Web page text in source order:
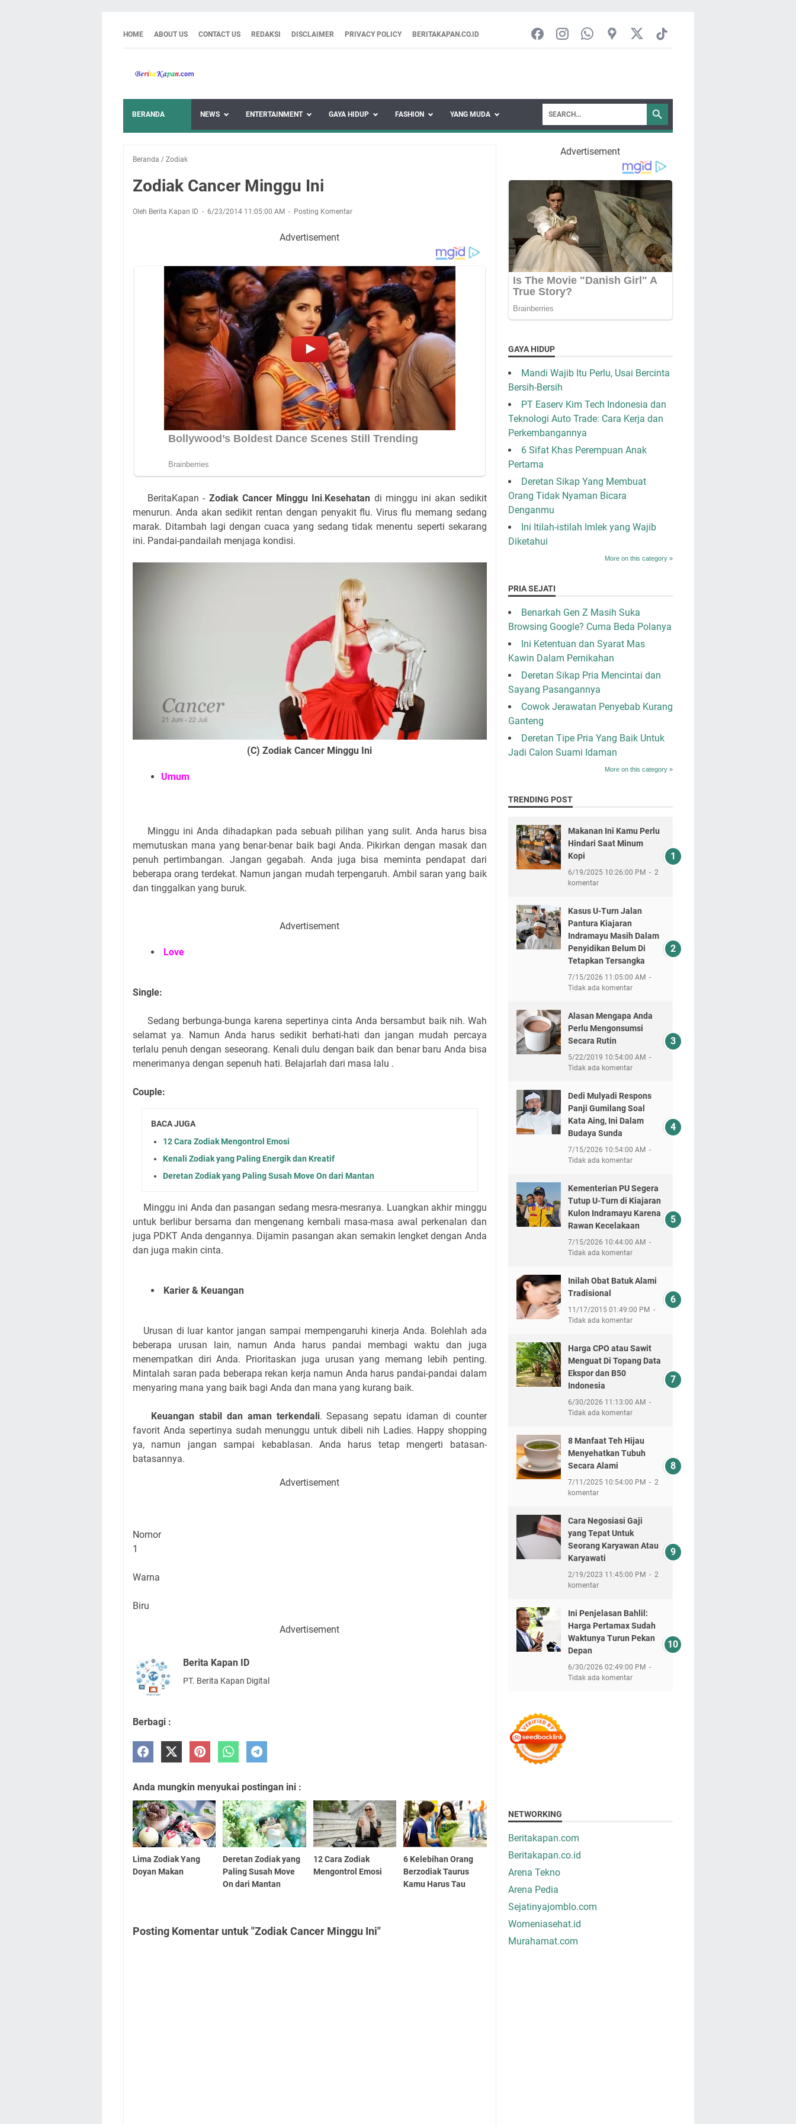
HOME ABOUT US CONTACT US REDAKSI DISCLAIMER PRIVACY POLICY BERITAKAPAN.CO.ID
BERANDA NEWS ENTERTAINMENT GAYA HIDUP FASHION YANG MUDA
Beranda / Zodiak
Zodiak Cancer Minggu Ini
Oleh Berita Kapan ID 6/23/2014 11:05:00 AM Posting Komentar
Advertisement
BeritaKapan - Zodiak Cancer Minggu Ini.Kesehatan di minggu ini akan sedikit
menurun. Anda akan sedikit rentan dengan penyakit flu. Virus flu memang sedang
marak. Ditambah lagi dengan cuaca yang sedang tidak menentu seperti sekarang
ini. Pandai-pandailah menjaga kondisi.
(C) Zodiak Cancer Minggu Ini
Umum
Minggu ini Anda dihadapkan pada sebuah pilihan yang sulit. Anda harus bisa
memutuskan mana yang benar-benar baik bagi Anda. Pikirkan dengan masak dan
penuh pertimbangan. Jangan gegabah. Anda juga bisa meminta pendapat dari
beberapa orang terdekat. Namun jangan mudah terpengaruh. Ambil saran yang baik
dan tinggalkan yang buruk.
Advertisement
Love
Single:
Sedang berbunga-bunga karena sepertinya cinta Anda bersambut baik nih. Wah
selamat ya. Namun Anda harus sedikit berhati-hati dan jangan mudah percaya
terlalu penuh dengan seseorang. Kenali dulu dengan baik dan benar baru Anda bisa
menerimanya dengan sepenuh hati. Belajarlah dari masa lalu .
Couple:
BACA JUGA
12 Cara Zodiak Mengontrol Emosi
Kenali Zodiak yang Paling Energik dan Kreatif
Deretan Zodiak yang Paling Susah Move On dari Mantan
Minggu ini Anda dan pasangan sedang mesra-mesranya. Luangkan akhir minggu
untuk berlibur bersama dan mengenang kembali masa-masa awal perkenalan dan
juga PDKT Anda dengannya. Dijamin pasangan akan semakin lengket dengan Anda
dan juga makin cinta.
Karier & Keuangan
Urusan di luar kantor jangan sampai mempengaruhi kinerja Anda. Bolehlah ada
beberapa urusan lain, namun Anda harus pandai membagi waktu dan juga
menempatkan diri Anda. Prioritaskan juga urusan yang memang lebih penting.
Mintalah saran pada beberapa rekan kerja namun Anda harus pandai-pandai dalam
menyaring mana yang baik bagi Anda dan mana yang kurang baik.
Keuangan stabil dan aman terkendali. Sepasang sepatu idaman di counter
favorit Anda sepertinya sudah menunggu untuk dibeli nih Ladies. Happy shopping
ya, namun jangan sampai kebablasan. Anda harus tetap mengerti batasan-
batasannya.
Advertisement
Nomor
1
Warna
Biru
Advertisement
Berita Kapan ID
PT. Berita Kapan Digital
Berbagi :
Anda mungkin menyukai postingan ini :
Lima Zodiak Yang
Doyan Makan
Deretan Zodiak yang
Paling Susah Move
On dari Mantan
12 Cara Zodiak
Mengontrol Emosi
6 Kelebihan Orang
Berzodiak Taurus
Kamu Harus Tau
Posting Komentar untuk "Zodiak Cancer Minggu Ini"
Advertisement
GAYA HIDUP
Mandi Wajib Itu Perlu, Usai Bercinta
Bersih-Bersih
PT Easerv Kim Tech Indonesia dan
Teknologi Auto Trade: Cara Kerja dan
Perkembangannya
6 Sifat Khas Perempuan Anak
Pertama
Deretan Sikap Yang Membuat
Orang Tidak Nyaman Bicara
Denganmu
Ini Itilah-istilah Imlek yang Wajib
Diketahui
More on this category »
PRIA SEJATI
Benarkah Gen Z Masih Suka
Browsing Google? Cuma Beda Polanya
Ini Ketentuan dan Syarat Mas
Kawin Dalam Pernikahan
Deretan Sikap Pria Mencintai dan
Sayang Pasangannya
Cowok Jerawatan Penyebab Kurang
Ganteng
Deretan Tipe Pria Yang Baik Untuk
Jadi Calon Suami Idaman
More on this category »
TRENDING POST
Makanan Ini Kamu Perlu
Hindari Saat Minum
Kopi
6/19/2025 10:26:00 PM
2
komentar
Kasus U-Turn Jalan
Pantura Kiajaran
Indramayu Masih Dalam
Penyidikan Belum Di
Tetapkan Tersangka
7/15/2026 11:05:00 AM
Tidak ada komentar
Alasan Mengapa Anda
Perlu Mengonsumsi
Secara Rutin
5/22/2019 10:54:00 AM
Tidak ada komentar
Dedi Mulyadi Respons
Panji Gumilang Soal
Kata Aing, Ini Dalam
Budaya Sunda
7/15/2026 10:54:00 AM
Tidak ada komentar
Kementerian PU Segera
Tutup U-Turn di Kiajaran
Kulon Indramayu Karena
Rawan Kecelakaan
7/15/2026 10:44:00 AM
Tidak ada komentar
Inilah Obat Batuk Alami
Tradisional
11/17/2015 01:49:00 PM
Tidak ada komentar
Harga CPO atau Sawit
Menguat Di Topang Data
Ekspor dan B50
Indonesia
6/30/2026 11:13:00 AM
Tidak ada komentar
8 Manfaat Teh Hijau
Menyehatkan Tubuh
Secara Alami
7/11/2025 10:54:00 PM
2
komentar
Cara Negosiasi Gaji
yang Tepat Untuk
Seorang Karyawan Atau
Karyawati
2/19/2023 11:45:00 PM
2
komentar
Ini Penjelasan Bahlil:
Harga Pertamax Sudah
Waktunya Turun Pekan
Depan
6/30/2026 02:49:00 PM
Tidak ada komentar
NETWORKING
Beritakapan.com
Beritakapan.co.id
Arena Tekno
Arena Pedia
Sejatinyajomblo.com
Womeniasehat.id
Murahamat.com